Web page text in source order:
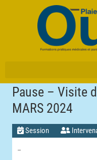
Pause – Visite
MARS 2024
Session
–